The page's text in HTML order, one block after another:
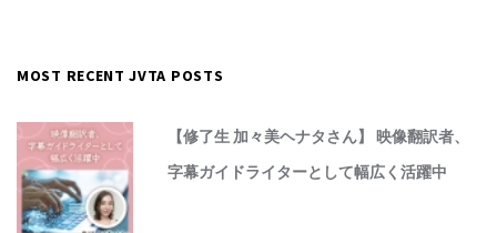
MOST RECENT JVTA POSTS
【修了生 加々美ヘナタさん】 映像翻訳者、
字幕ガイドライターとして幅広く活躍中